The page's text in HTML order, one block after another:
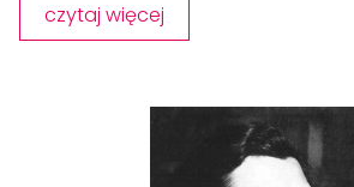
czytaj więcej